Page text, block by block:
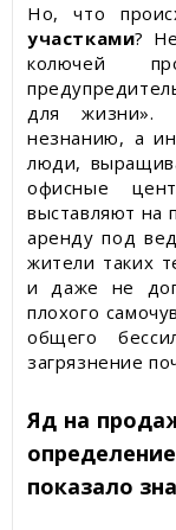
Но, что
участками?
колючей
для жизни».
незнанию, а
люди,
офисные
выставляют на
аренду под
жители таких
и даже не
плохого
общего
загрязнение
Яд на
показало